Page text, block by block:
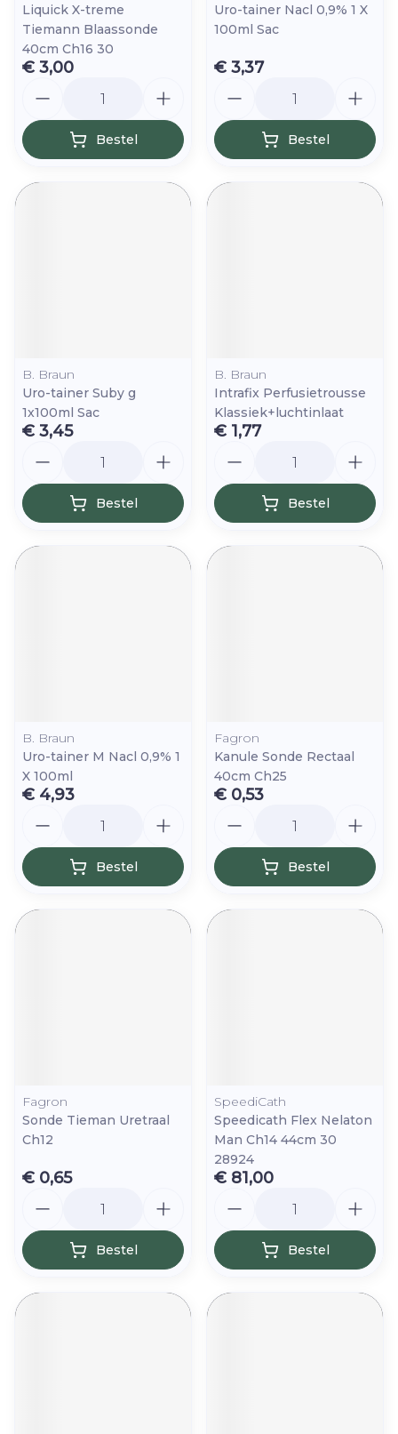
Liquick X-treme
Tiemann Blaassonde
40cm Ch16 30
€ 3,00
Bestel
Uro-tainer Nacl 0,9% 1 X
100ml Sac
€ 3,37
Bestel
B. Braun
Uro-tainer Suby g
1x100ml Sac
€ 3,45
Bestel
B. Braun
Intrafix Perfusietrousse
Klassiek+luchtinlaat
€ 1,77
Bestel
B. Braun
Uro-tainer M Nacl 0,9% 1
X 100ml
€ 4,93
Bestel
Fagron
Kanule Sonde Rectaal
40cm Ch25
€ 0,53
Bestel
Fagron
Sonde Tieman Uretraal
Ch12
€ 0,65
Bestel
SpeediCath
Speedicath Flex Nelaton
Man Ch14 44cm 30
28924
€ 81,00
Bestel